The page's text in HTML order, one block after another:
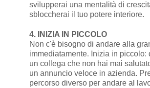
svilupperai una mentalità di
sbloccherai il tuo potere interiore.
4. INIZIA IN PICCOLO
Non c'è bisogno di andare alla
immediatamente. Inizia in piccolo:
un collega che non hai mai
un annuncio veloce in azienda.
percorso diverso per andare al